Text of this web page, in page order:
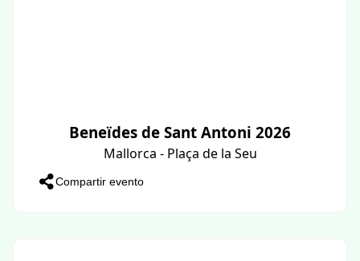
Beneïdes de Sant Antoni 2026
Mallorca - Plaça de la Seu
Compartir evento